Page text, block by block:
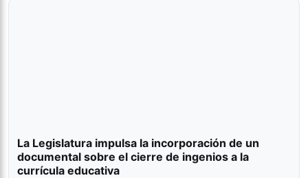
La Legislatura impulsa la incorporación de un
documental sobre el cierre de ingenios a la
currícula educativa